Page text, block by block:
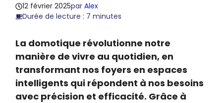
12 février 2025parAlex
Durée de lecture : 7 minutes
La domotique révolutionne notre
manière de vivre au quotidien, en
transformant nos foyers en espaces
intelligents qui répondent à nos besoins
avec précision et efficacité. Grâce à